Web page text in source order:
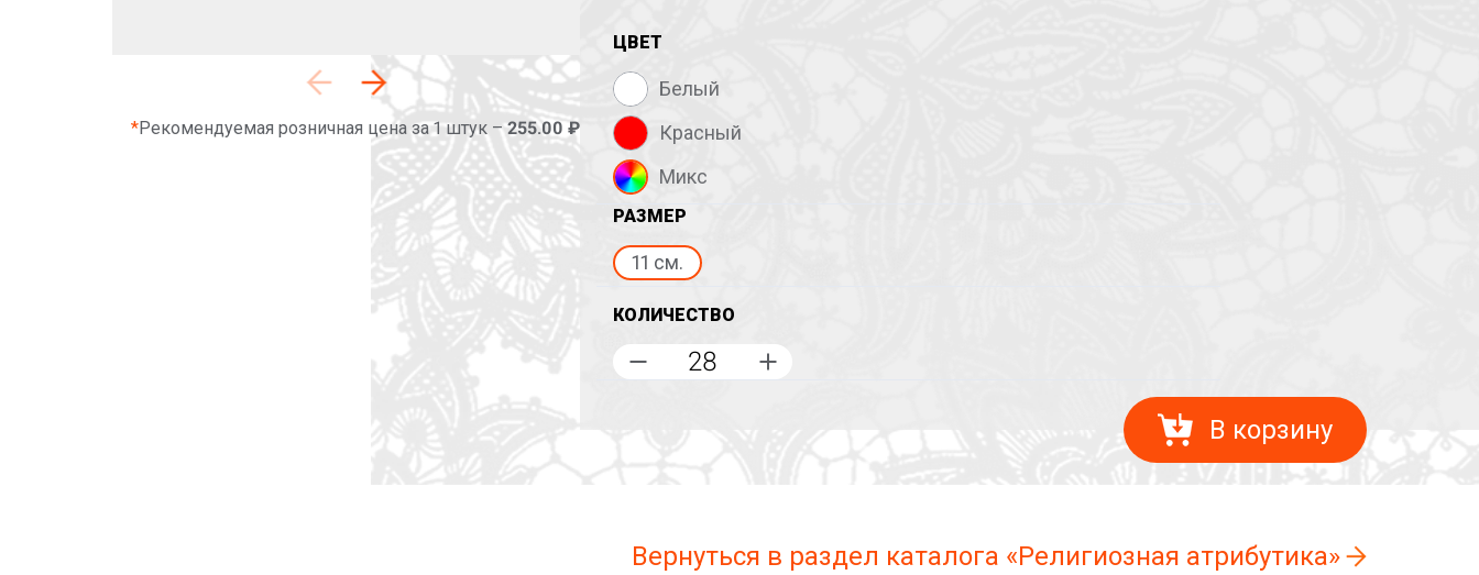
*Рекомендуемая розничная цена за 1 штук –255.00 ₽
ЦВЕТ
Белый
Красный
Микс
РАЗМЕР
11 см.
КОЛИЧЕСТВО
В корзину
Вернуться в раздел каталога «Религиозная атрибутика»